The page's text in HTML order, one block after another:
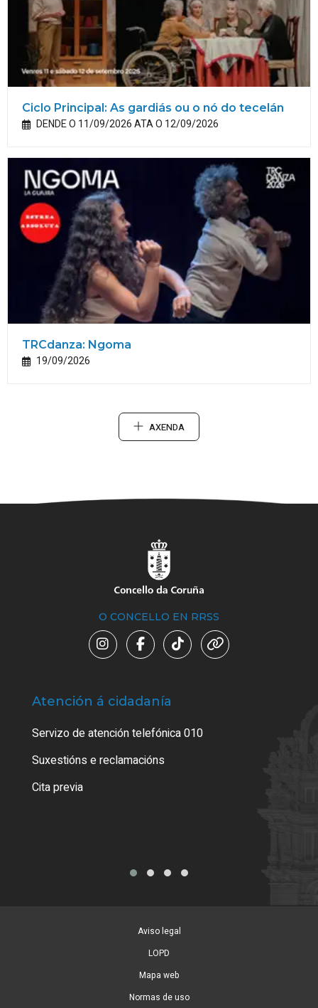
Ciclo Principal: As gardiás ou o nó do tecelán
DENDE O 11/09/2026 ATA O 12/09/2026
TRCdanza: Ngoma
19/09/2026
AXENDA
O CONCELLO EN RRSS
Atención á cidadanía
Servizo de atención telefónica 010
Suxestións e reclamacións
Cita previa
Aviso legal
LOPD
Mapa web
Normas de uso